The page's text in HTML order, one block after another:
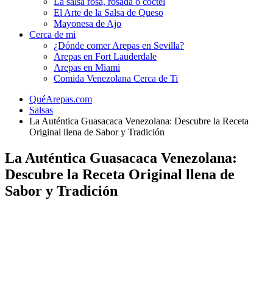
El Arte de la Salsa de Queso
Mayonesa de Ajo
Cerca de mi
¿Dónde comer Arepas en Sevilla?
Arepas en Fort Lauderdale
Arepas en Miami
Comida Venezolana Cerca de Ti
QuéArepas.com
Salsas
La Auténtica Guasacaca Venezolana: Descubre la Receta
Original llena de Sabor y Tradición
La Auténtica Guasacaca Venezolana:
Descubre la Receta Original llena de
Sabor y Tradición